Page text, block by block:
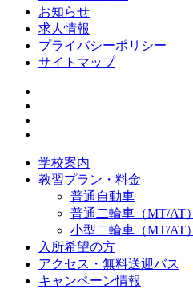
お知らせ
求人情報
プライバシーポリシー
サイトマップ
学校案内
教習プラン・料金
普通自動車
普通二輪車（MT/AT）
小型二輪車（MT/AT）
入所希望の方
アクセス・無料送迎バス
キャンペーン情報